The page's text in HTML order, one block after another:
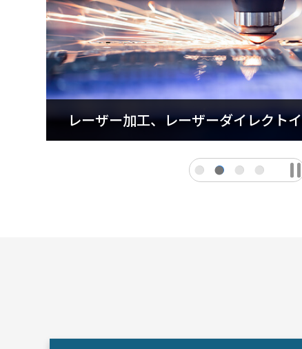
レーザー加工、レーザーダイレクト